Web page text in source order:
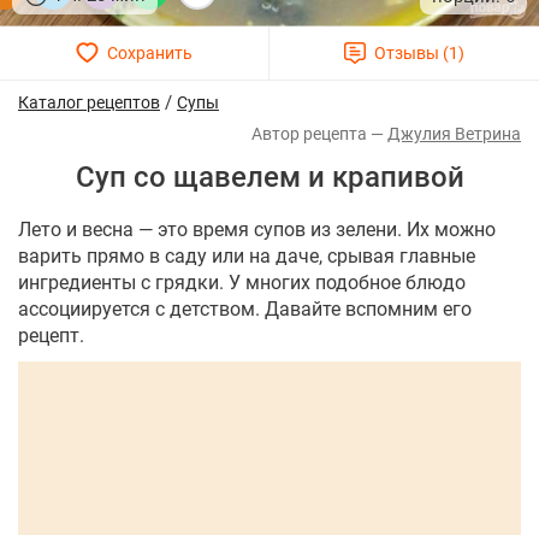
Каталог рецептов / Супы
Джулия Ветрина
Суп со щавелем и крапивой
Лето и весна — это время супов из зелени. Их можно
варить прямо в саду или на даче, срывая главные
ингредиенты с грядки. У многих подобное блюдо
ассоциируется с детством. Давайте вспомним его
рецепт.